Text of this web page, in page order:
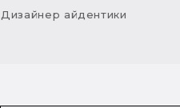
Дизайнер айдентики